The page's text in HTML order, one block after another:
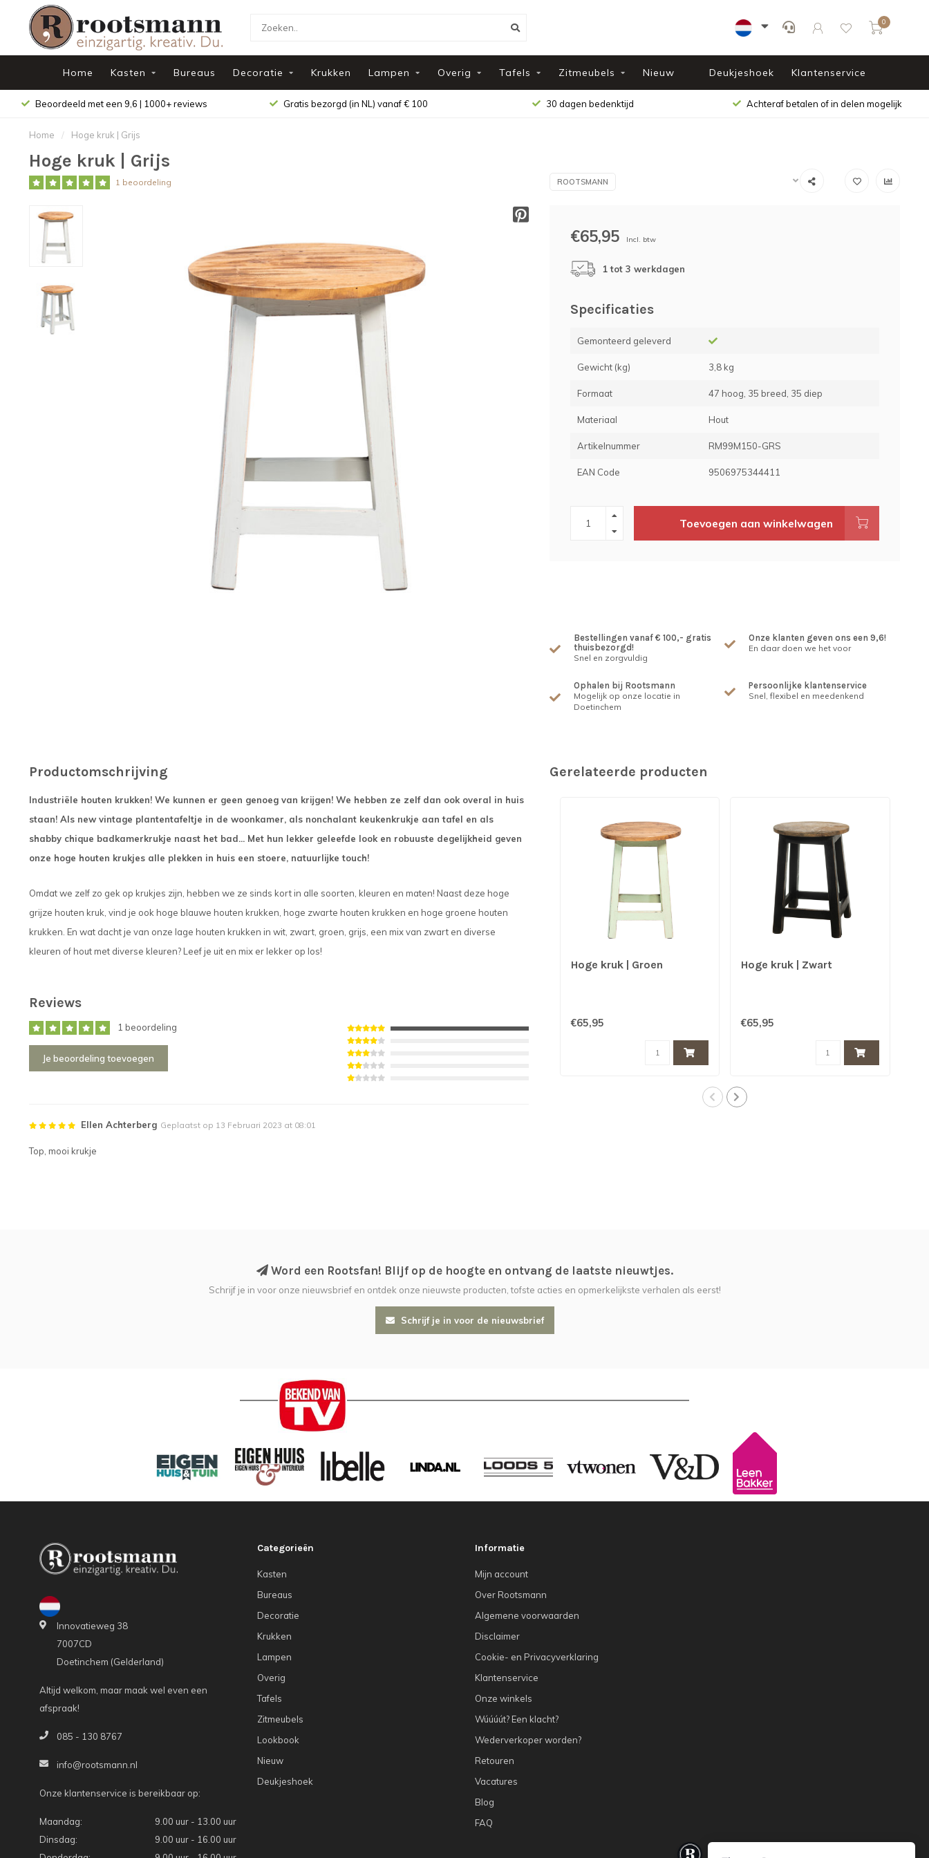
0
Home Kasten Bureaus Decoratie Krukken Lampen Overig Tafels Zitmeubels Nieuw Deukjeshoek Klantenservice
Beoordeeld met een 9,6 | 1000+ reviews Gratis bezorgd (in NL) vanaf € 100 30 dagen bedenktijd Achteraf betalen of in delen mogelijk
Home / Hoge kruk | Grijs
Hoge kruk | Grijs
1 beoordeling ROOTSMANN
€65,95 Incl. btw
1 tot 3 werkdagen
Specificaties
Gemonteerd geleverd
Gewicht (kg) 3,8 kg
Formaat 47 hoog, 35 breed, 35 diep
Materiaal Hout
Artikelnummer RM99M150-GRS
EAN Code 9506975344411
Toevoegen aan winkelwagen
Bestellingen vanaf € 100,- gratis
thuisbezorgd!
Snel en zorgvuldig
Onze klanten geven ons een 9,6!
En daar doen we het voor
Ophalen bij Rootsmann
Mogelijk op onze locatie in
Doetinchem
Persoonlijke klantenservice
Snel, flexibel en meedenkend
Productomschrijving
Industriële houten krukken! We kunnen er geen genoeg van krijgen! We hebben ze zelf dan ook overal in huis
staan! Als new vintage plantentafeltje in de woonkamer, als nonchalant keukenkrukje aan tafel en als
shabby chique badkamerkrukje naast het bad... Met hun lekker geleefde look en robuuste degelijkheid geven
onze hoge houten krukjes alle plekken in huis een stoere, natuurlijke touch!
Omdat we zelf zo gek op krukjes zijn, hebben we ze sinds kort in alle soorten, kleuren en maten! Naast deze hoge
grijze houten kruk, vind je ook hoge blauwe houten krukken, hoge zwarte houten krukken en hoge groene houten
krukken. En wat dacht je van onze lage houten krukken in wit, zwart, groen, grijs, een mix van zwart en diverse
kleuren of hout met diverse kleuren? Leef je uit en mix er lekker op los!
Reviews
1 beoordeling
Je beoordeling toevoegen
Ellen Achterberg Geplaatst op 13 Februari 2023 at 08:01
Top, mooi krukje
Gerelateerde producten
Hoge kruk | Groen
€65,95
Hoge kruk | Zwart
€65,95
Word een Rootsfan! Blijf op de hoogte en ontvang de laatste nieuwtjes.
Schrijf je in voor onze nieuwsbrief en ontdek onze nieuwste producten, tofste acties en opmerkelijkste verhalen als eerst!
Schrijf je in voor de nieuwsbrief
Innovatieweg 38
7007CD
Doetinchem (Gelderland)
Altijd welkom, maar maak wel even een
afspraak!
085 - 130 8767
info@rootsmann.nl
Onze klantenservice is bereikbaar op:
Maandag:
9.00 uur - 13.00 uur
Dinsdag:
9.00 uur - 16.00 uur
Categorieën
Kasten
Bureaus
Decoratie
Krukken
Lampen
Overig
Tafels
Zitmeubels
Lookbook
Nieuw
Deukjeshoek
Informatie
Mijn account
Over Rootsmann
Algemene voorwaarden
Disclaimer
Cookie- en Privacyverklaring
Klantenservice
Onze winkels
Wúúúút? Een klacht?
Wederverkoper worden?
Retouren
Vacatures
Blog
FAQ